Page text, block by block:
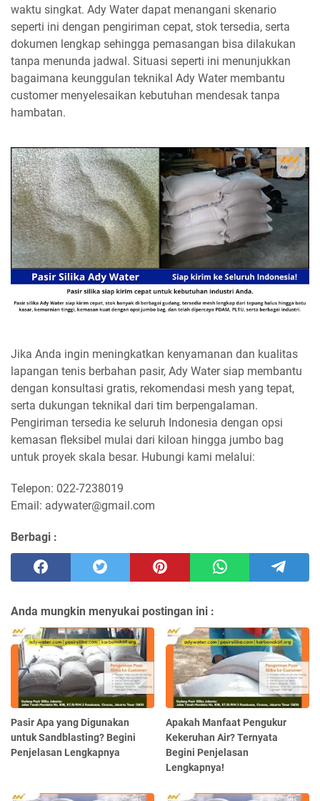
waktu singkat. Ady Water dapat menangani skenario
seperti ini dengan pengiriman cepat, stok tersedia, serta
dokumen lengkap sehingga pemasangan bisa dilakukan
tanpa menunda jadwal. Situasi seperti ini menunjukkan
bagaimana keunggulan teknikal Ady Water membantu
customer menyelesaikan kebutuhan mendesak tanpa
hambatan.
Jika Anda ingin meningkatkan kenyamanan dan kualitas
lapangan tenis berbahan pasir, Ady Water siap membantu
dengan konsultasi gratis, rekomendasi mesh yang tepat,
serta dukungan teknikal dari tim berpengalaman.
Pengiriman tersedia ke seluruh Indonesia dengan opsi
kemasan fleksibel mulai dari kiloan hingga jumbo bag
untuk proyek skala besar. Hubungi kami melalui:
Telepon: 022-7238019
Email: adywater@gmail.com
Berbagi :
Anda mungkin menyukai postingan ini :
Pasir Apa yang Digunakan
untuk Sandblasting? Begini
Penjelasan Lengkapnya
Apakah Manfaat Pengukur
Kekeruhan Air? Ternyata
Begini Penjelasan
Lengkapnya!